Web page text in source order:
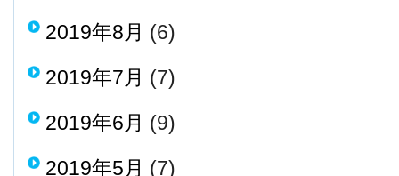
2019年8月 (6)
2019年7月 (7)
2019年6月 (9)
2019年5月 (7)